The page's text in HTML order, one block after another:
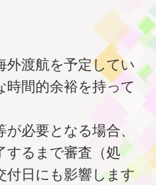
外渡航を予定してい
時間的余裕を持って
必要となる場合、
するまで審査（処
付日にも影響します